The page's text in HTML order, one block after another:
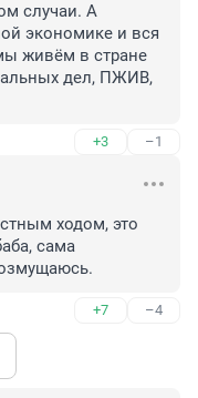
случаи. А
экономике и вся
живём в стране
дел, ПЖИВ,
+3 –1
ходом, это
сама
+7 –4